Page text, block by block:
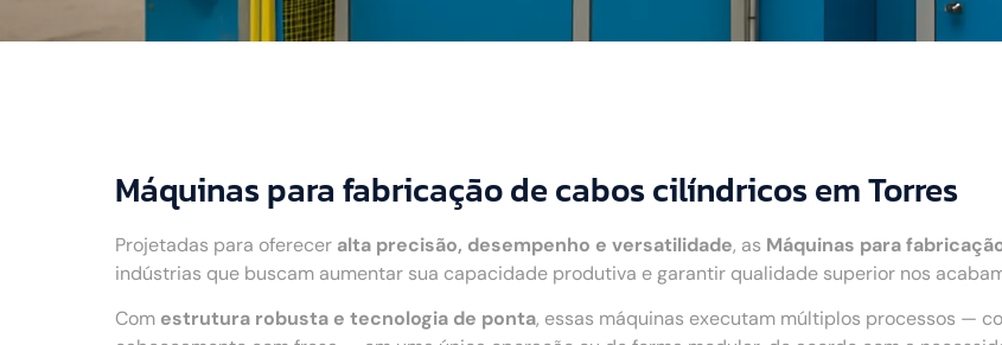
Máquinas para fabricação de cabos cilíndricos em Torres
Projetadas para oferecer alta precisão, desempenho e versatilidade, as Máquinas para
indústrias que buscam aumentar sua capacidade produtiva e garantir qualidade superior nos
Com estrutura robusta e tecnologia de ponta, essas máquinas executam múltiplos processos —